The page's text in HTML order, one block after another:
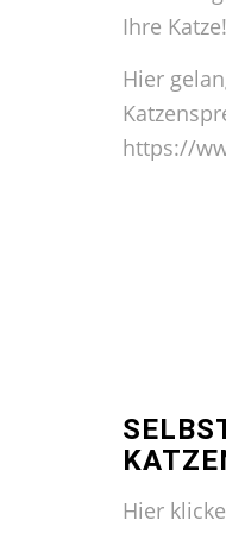
Ihre Katze!
Hier
https://
Hier